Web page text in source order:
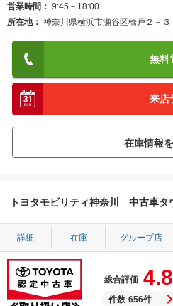
営業時間
9:45－18:00
所在地
神奈川県横浜市瀬谷区橋戸２－３
無料
来店
トヨタモビリティ神奈川 中古車タ
詳細 在庫 グループ店
総合評価 4.8
件数 656件